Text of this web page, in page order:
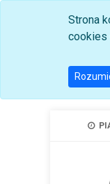
Strona
cookies